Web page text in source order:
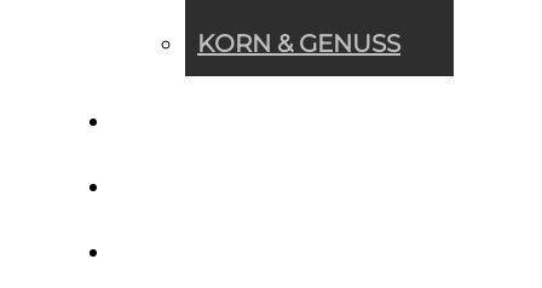
KORN & GENUSS